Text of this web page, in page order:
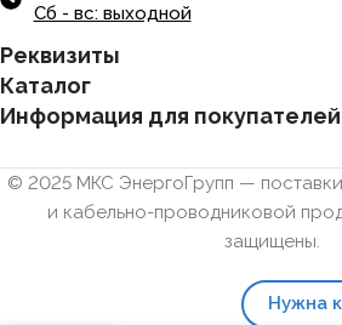
Сб - вс: выходной
Реквизиты
Каталог
Информация для покупателей
© 2025 МКС ЭнергоГрупп —
и кабельно-проводниковой
защищены.
Нужна